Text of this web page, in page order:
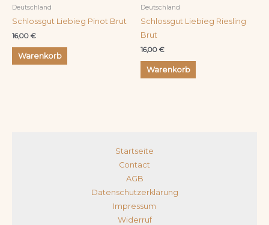
Deutschland
Schlossgut Liebieg Pinot Brut
16,00€
Warenkorb
Deutschland
Schlossgut Liebieg Riesling
Brut
16,00€
Warenkorb
Startseite
Contact
AGB
Datenschutzerklärung
Impressum
Widerruf